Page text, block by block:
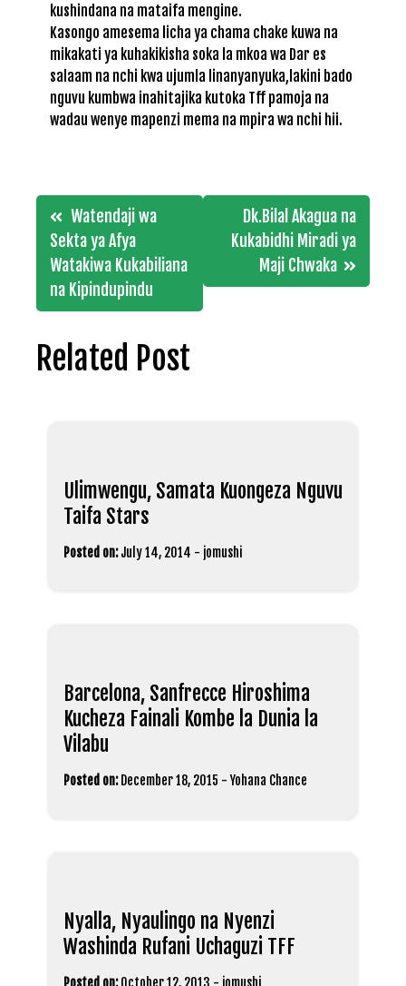
kushindana na mataifa mengine.
Kasongo amesema licha ya chama chake kuwa na
mikakati ya kuhakikisha soka la mkoa wa Dar es
salaam na nchi kwa ujumla linanyanyuka,lakini bado
nguvu kumbwa inahitajika kutoka Tff pamoja na
wadau wenye mapenzi mema na mpira wa nchi hii.
Post
navigation
Watendaji wa
Sekta ya Afya
Watakiwa Kukabiliana
na Kipindupindu
Dk.Bilal Akagua na
Kukabidhi Miradi ya
Maji Chwaka
Related Post
Ulimwengu, Samata Kuongeza Nguvu
Taifa Stars
Posted on: July 14, 2014 - jomushi
Barcelona, Sanfrecce Hiroshima
Kucheza Fainali Kombe la Dunia la
Vilabu
Posted on: December 18, 2015 -Yohana Chance
Nyalla, Nyaulingo na Nyenzi
Washinda Rufani Uchaguzi TFF
Posted on: October 12, 2013 - jomushi